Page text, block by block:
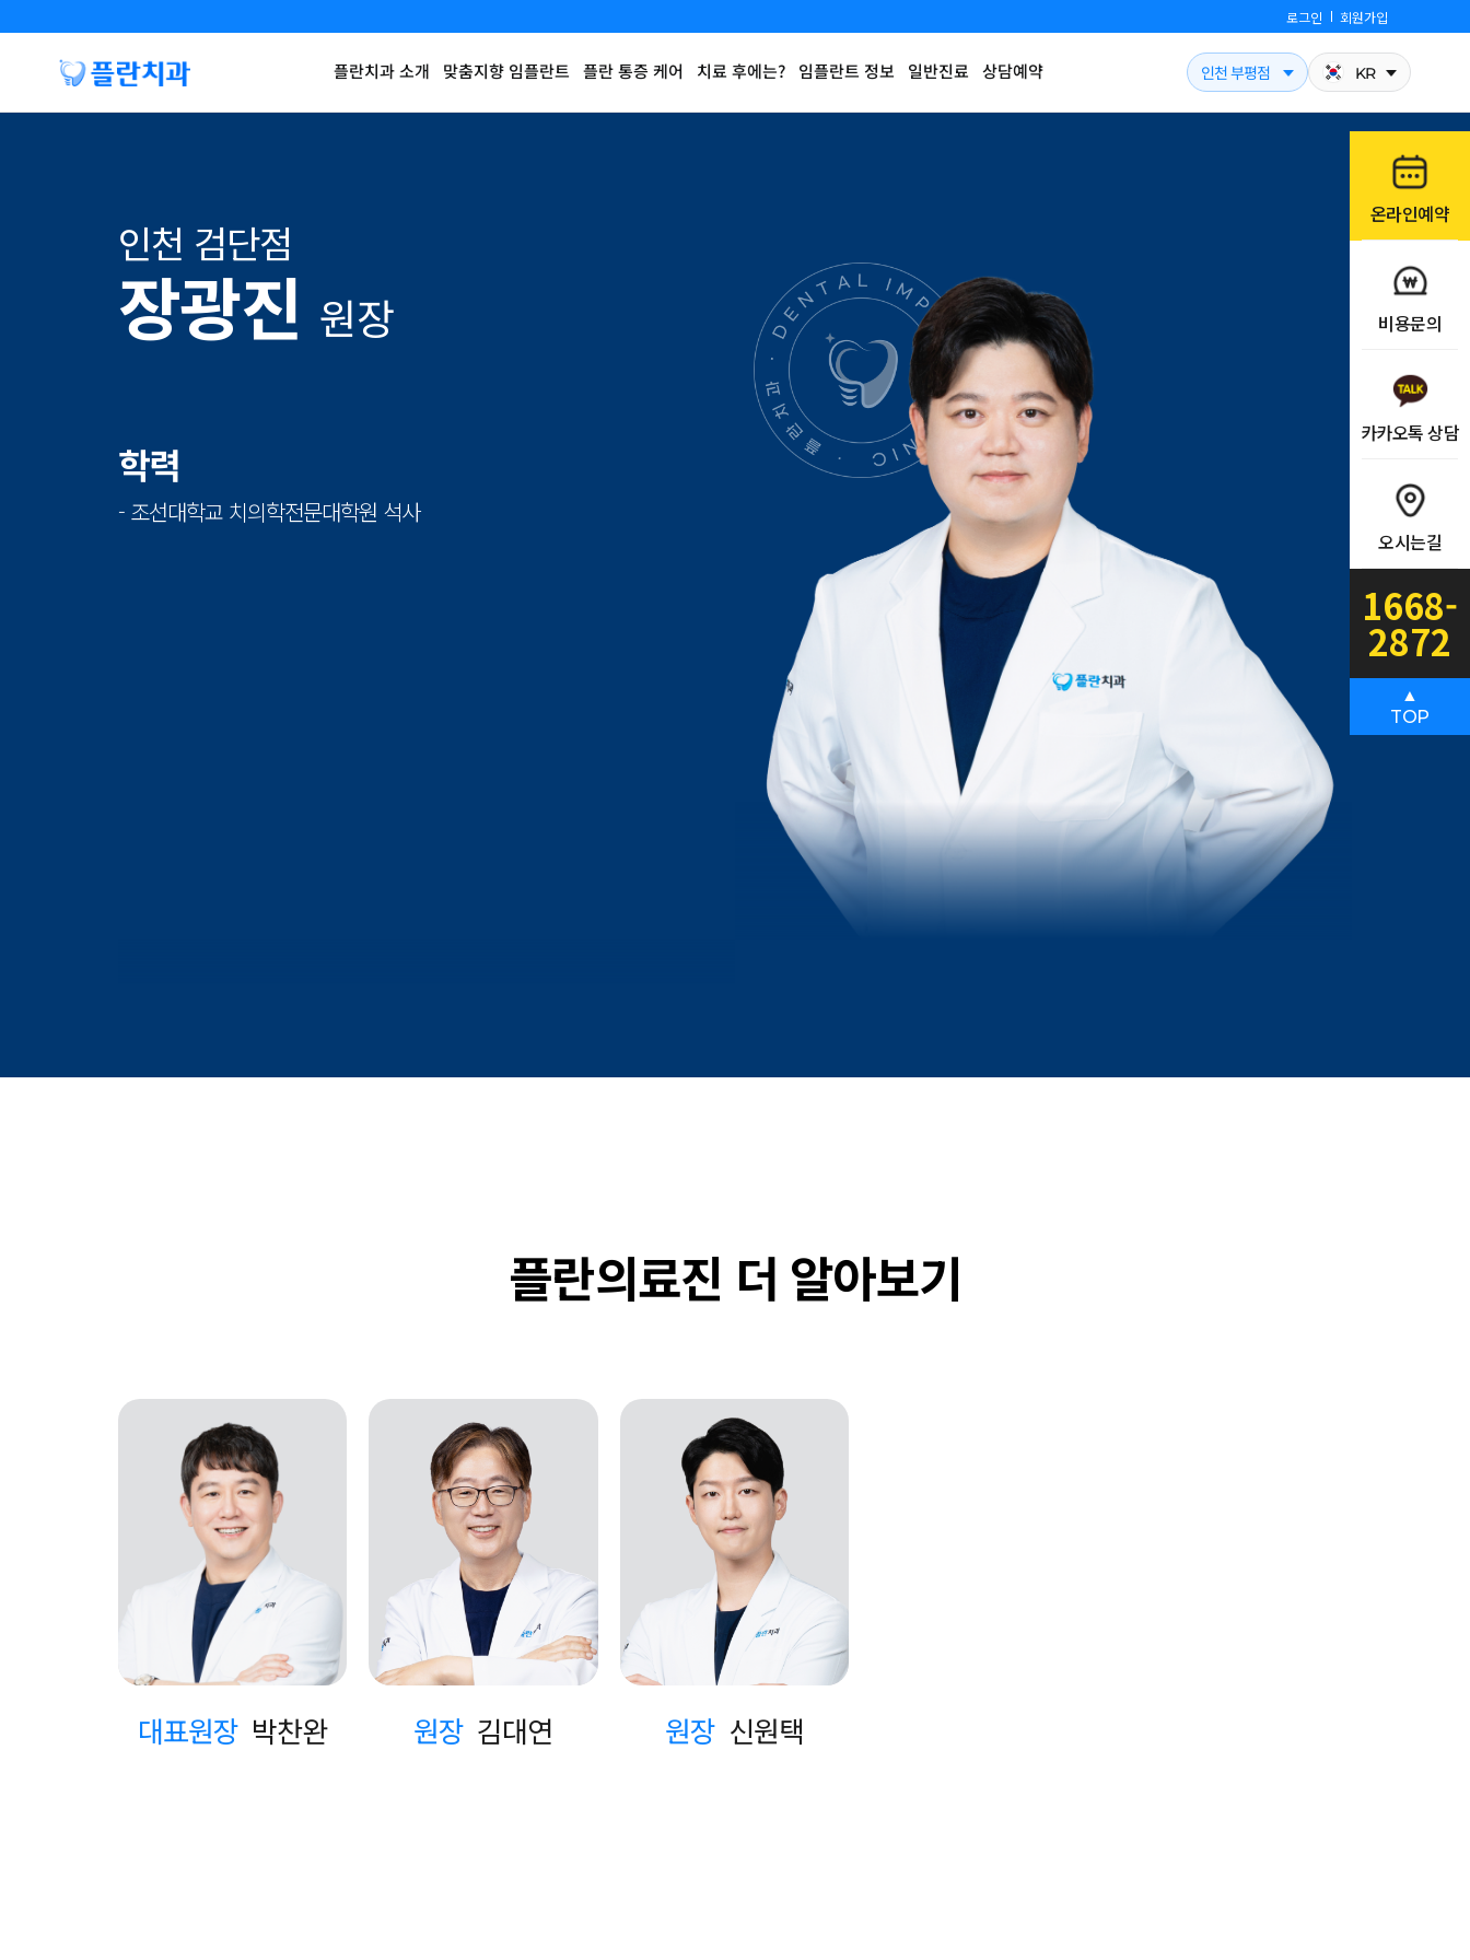
로그인 회원가입
플란치과 소개 맞춤지향 임플란트 플란 통증 케어 치료 후에는? 임플란트 정보 일반진료 상담예약 인천 부평점 KR
인천 검단점
장광진 원장
학력
- 조선대학교 치의학전문대학원 석사
플란의료진 더 알아보기
대표원장 박찬완 원장 김대연 원장 신원택
온라인예약
비용문의
카카오톡 상담
오시는길
1668-
2872
▲
TOP